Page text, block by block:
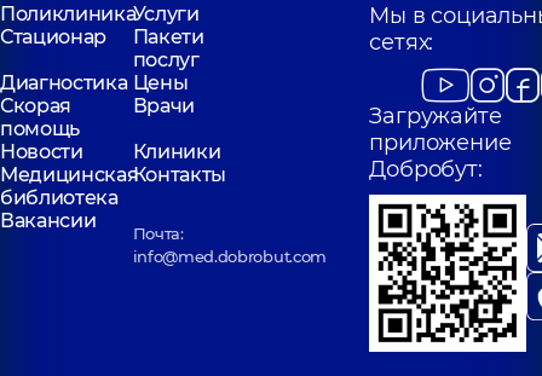
ПоликлиникаУслуги
Стационар
Пакети
послуг
Диагностика Цены
Скорая
помощь
Врачи
Новости
Клиники
Медицинская
библиотека
Контакты
Вакансии
Почта:
info@med.dobrobut.com
Мы в
сетях:
Загружайте
приложение
Добробут: